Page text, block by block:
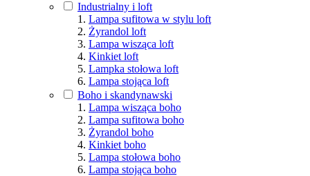
Industrialny i loft
Lampa sufitowa w stylu loft
Żyrandol loft
Lampa wisząca loft
Kinkiet loft
Lampka stołowa loft
Lampa stojąca loft
Boho i skandynawski
Lampa wisząca boho
Lampa sufitowa boho
Żyrandol boho
Kinkiet boho
Lampa stołowa boho
Lampa stojąca boho